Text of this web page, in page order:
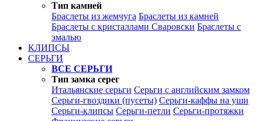
Тип камней
Браслеты из жемчуга Браслеты из камней
Браслеты с кристаллами Сваровски Браслеты с
эмалью
КЛИПСЫ
СЕРЬГИ
ВСЕ СЕРЬГИ
Тип замка серег
Итальянские серьги Серьги с английским замком
Серьги-гвоздики (пусеты) Серьги-каффы на уши
Серьги-клипсы Серьги-петли Серьги-протяжки